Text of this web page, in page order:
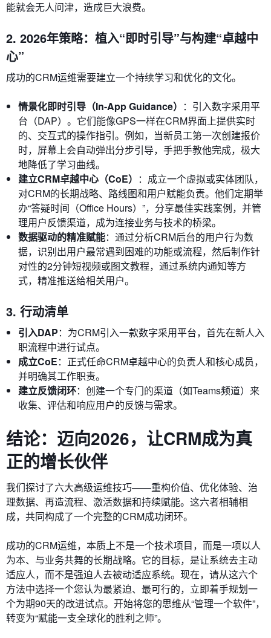
能就会无人问津，造成巨大浪费。
2. 2026年策略：植入“即时引导”与构建“卓越中
心”
成功的CRM运维需要建立一个持续学习和优化的文化。
情景化即时引导（In-App Guidance） ：引入数字采用平
台（DAP）。它们能像GPS一样在CRM界面上提供实时
的、交互式的操作指引。例如，当新员工第一次创建报价
时，屏幕上会自动弹出分步引导，手把手教他完成，极大
地降低了学习曲线。
建立CRM卓越中心（CoE） ：成立一个虚拟或实体团队，
对CRM的长期战略、路线图和用户赋能负责。他们定期举
办“答疑时间（Office Hours）”，分享最佳实践案例，并管
理用户反馈渠道，成为连接业务与技术的桥梁。
数据驱动的精准赋能：通过分析CRM后台的用户行为数
据，识别出用户最常遇到困难的功能或流程，然后制作针
对性的2分钟短视频或图文教程，通过系统内通知等方
式，精准推送给相关用户。
3. 行动清单
引入DAP：为CRM引入一款数字采用平台，首先在新人入
职流程中进行试点。
成立CoE：正式任命CRM卓越中心的负责人和核心成员，
并明确其工作职责。
建立反馈闭环：创建一个专门的渠道（如Teams频道）来
收集、评估和响应用户的反馈与需求。
结论：迈向2026，让CRM成为真
正的增长伙伴
我们探讨了六大高级运维技巧——重构价值、优化体验、治
理数据、再造流程、激活数据和持续赋能。这六者相辅相
成，共同构成了一个完整的CRM成功闭环。
成功的CRM运维，本质上不是一个技术项目，而是一项以人
为本、与业务共舞的长期战略。它的目标，是让系统去主动
适应人，而不是强迫人去被动适应系统。现在，请从这六个
方法中选择一个您认为最紧迫、最可行的，立即着手规划一
个为期90天的改进试点。开始将您的思维从“管理一个软件”，
转变为“赋能一支全球化的胜利之师”。